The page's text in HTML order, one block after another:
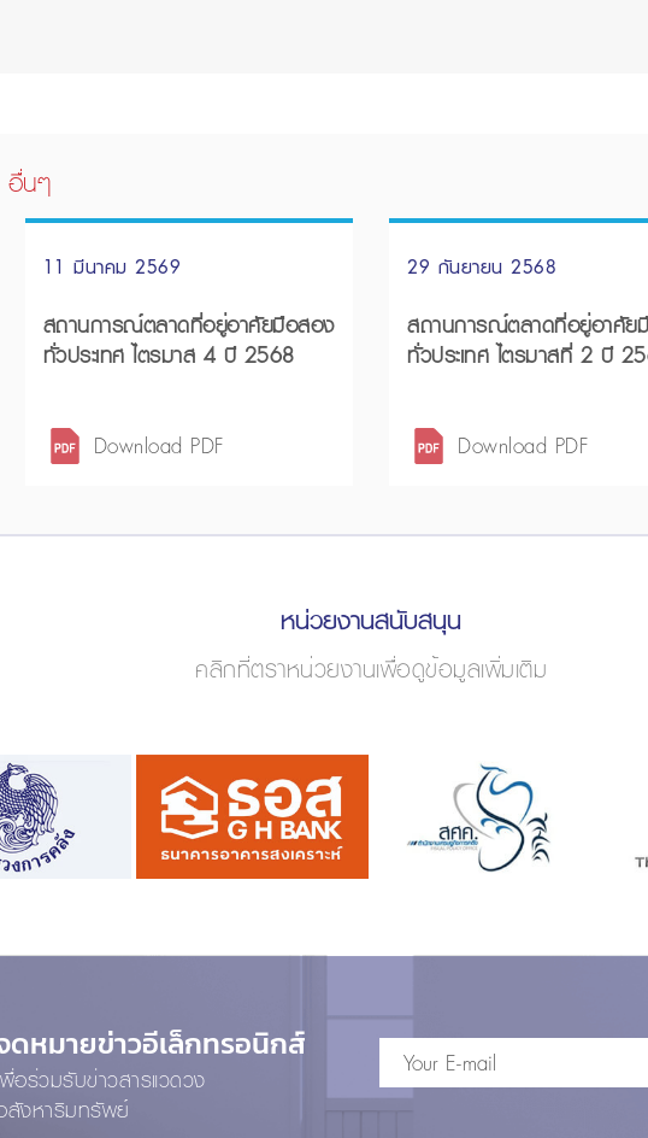
นๆ
11 มีนาคม 2569
สถานการณ์ตลาดที่อยู่อาศัยมือสอง
ทั่วประเทศ ไตรมาส 4 ปี 2568
Download PDF
29 กันยายน 2568
สถานการณ์ตลาดที่อยู่อาศัย
ทั่วประเทศ ไตรมาสที่ 2 ปี
Download PDF
หน่วยงานสนับสนุน
คลิกที่ตราหน่วยงานเพื่อดูข้อมูลเพิ่มเติม
ดหมายข่าวอีเล็กทรอนิกส์
พื่อร่วมรับข่าวสารแวดวง
สังหาริมทรัพย์